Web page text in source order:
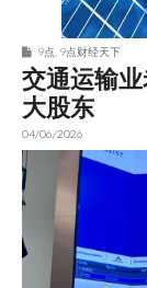
9点 9点财经天下
交通运输
大股东
04/06/2026